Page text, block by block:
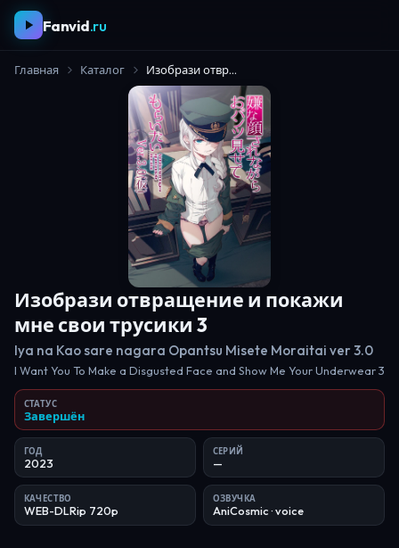
Fanvid.ru
Главная Каталог Изобрази отвращение и покажи мне свои трусики 3
Изобрази отвращение и покажи
мне свои трусики 3
Iya na Kao sare nagara Opantsu Misete Moraitai ver 3.0
I Want You To Make a Disgusted Face and Show Me Your Underwear 3
СТАТУС
Завершён
ГОД
2023
СЕРИЙ
—
КАЧЕСТВО
WEB-DLRip 720p
ОЗВУЧКА
AniCosmic· voice